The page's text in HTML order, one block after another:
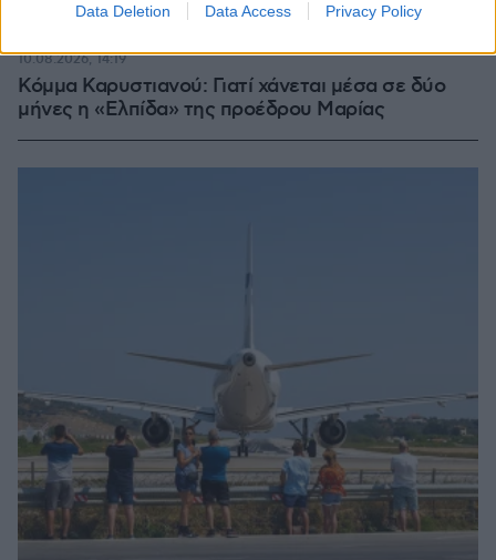
Data Deletion Data Access Privacy Policy
Κόμμα Καρυστιανού: Γιατί χάνεται μέσα σε δύο
μήνες η «Ελπίδα» της προέδρου Μαρίας
10.08.2026, 14:19